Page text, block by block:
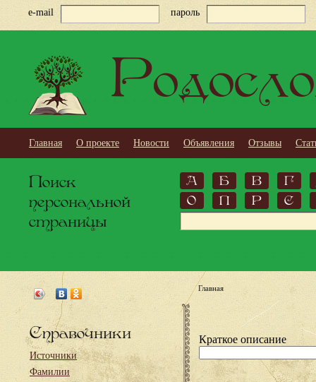
e-mail пароль
Главная О проекте Новости Объявления Отзывы
Поиск
персональной
страницы
А Б В
Г
О
П Р С
Справочники
Источники
Фамилии
Главная
Краткое описание